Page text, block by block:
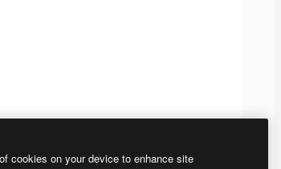
cookies on your device to enhance site